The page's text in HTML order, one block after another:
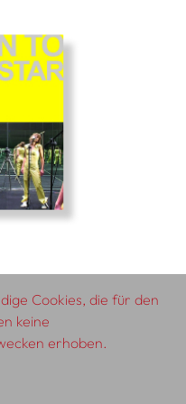
Cookies, die für den
keine
erhoben.